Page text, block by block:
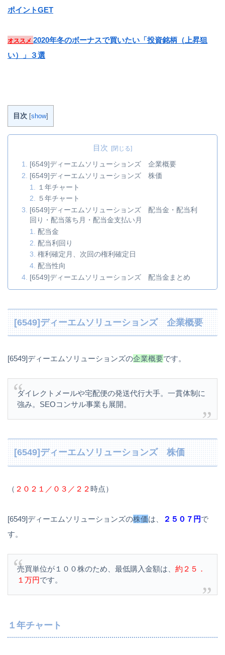
ポイントGET
オススメ 2020年冬のボーナスで買いたい「投資銘柄（上昇狙
い）」３選
目次 [show]
目次
[6549]ディーエムソリューションズ 企業概要
[6549]ディーエムソリューションズ 株価
１年チャート
５年チャート
[6549]ディーエムソリューションズ 配当金・配当利
回り・配当落ち月・配当金支払い月
配当金
配当利回り
権利確定月、次回の権利確定日
配当性向
[6549]ディーエムソリューションズ 配当金まとめ
[6549]ディーエムソリューションズ 企業概要
[6549]ディーエムソリューションズの企業概要です。
ダイレクトメールや宅配便の発送代行大手。一貫体制に
強み。SEOコンサル事業も展開。
[6549]ディーエムソリューションズ 株価
（ ２０２１／０３／２２時点）
[6549]ディーエムソリューションズの株価は、 ２５０７円で
す。
売買単位が１００株のため、最低購入金額は、 約２５．
１万円です。
１年チャート